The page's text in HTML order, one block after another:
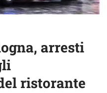
arresti
ristorante